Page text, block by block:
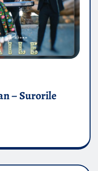
– Surorile